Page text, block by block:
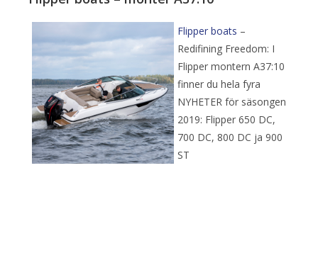
Flipper boats –
Redifining Freedom: I
Flipper montern A37:10
finner du hela fyra
NYHETER för säsongen
2019: Flipper 650 DC,
700 DC, 800 DC ja 900
ST